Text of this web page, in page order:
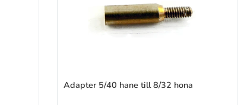
Adapter 5/40 hane till 8/32 hona